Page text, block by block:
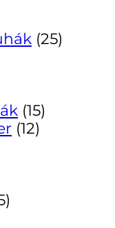
(25)
(15)
(12)